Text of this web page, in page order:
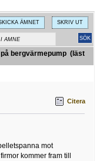
ÄMNET SKRIV UT
bergvärmepump (läst
Citera
mot
kommer fram till